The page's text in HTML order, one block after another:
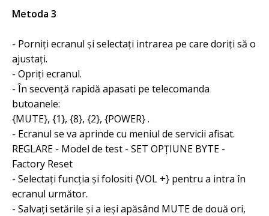
Metoda 3
- Porniți ecranul și selectați intrarea pe care doriți să o
ajustați.
- Opriți ecranul.
- În secvență rapidă apasati pe telecomanda
butoanele:
{MUTE}, {1}, {8}, {2}, {POWER} .
- Ecranul se va aprinde cu meniul de servicii afisat.
REGLARE - Model de test - SET OPȚIUNE BYTE -
Factory Reset
- Selectați funcția și folositi {VOL ​​+} pentru a intra în
ecranul următor.
- Salvați setările și a ieși apăsând MUTE de două ori,